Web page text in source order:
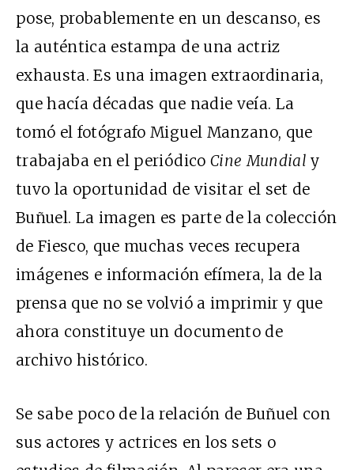
pose, probablemente en un descanso, es
la auténtica estampa de una actriz
exhausta. Es una imagen extraordinaria,
que hacía décadas que nadie veía. La
tomó el fotógrafo Miguel Manzano, que
trabajaba en el periódico Cine Mundialy
tuvo la oportunidad de visitar el set de
Buñuel. La imagen es parte de la colección
de Fiesco, que muchas veces recupera
imágenes e información efímera, la de la
prensa que no se volvió a imprimir y que
ahora constituye un documento de
archivo histórico.
Se sabe poco de la relación de Buñuel con
sus actores y actrices en los sets o